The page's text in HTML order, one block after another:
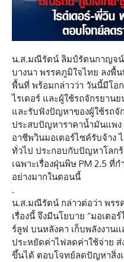
น.ส.มณีรัตน์ ลิมป์รัตนกาญจน์
บางนา พรรคภูมิใจไทย ลงพื้
พื้นที่ พร้อมกล่าวว่า วันนี้มีโอ
ไรเดอร์ และผู้ใช้รถจักรยาน
และรับฟังปัญหาของผู้ใช้รถ
ประสบปัญหาราคาน้ำมันแพ
อาชีพวินมอเตอร์ไซค์รับจ้าง
ทั่วไป ประกอบกับปัญหาโลก
เฉพาะเรื่องฝุ่นพิษ PM 2.5 ที่
อย่างมากในตอนนี้
.
น.ส.มณีรัตน์ กล่าวต่อว่า พรร
เรื่องนี้ จึงมีนโยบาย “มอเต
ร์ลูฟ บนหลังคา เก็บพลังงาน
ประหยัดค่าไฟลดค่าใช้จ่าย
ขึ้นได้ ตอบโจทย์ลดปัญหาสิ่ง